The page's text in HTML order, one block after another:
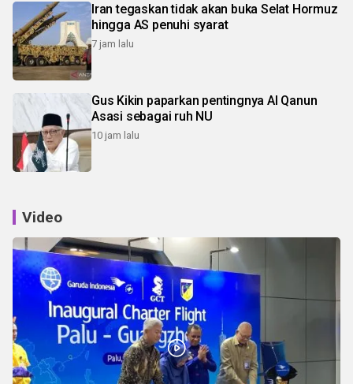
Iran tegaskan tidak akan buka Selat Hormuz
hingga AS penuhi syarat
7 jam lalu
Gus Kikin paparkan pentingnya Al Qanun
Asasi sebagai ruh NU
10 jam lalu
Video